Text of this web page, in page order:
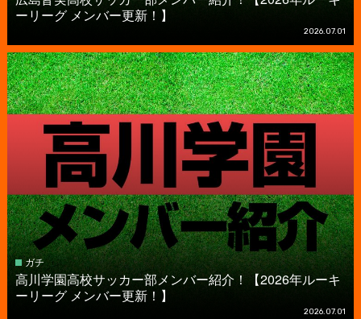
ーリーグ メンバー更新！】
2026.07.01
ガチ
高川学園高校サッカー部メンバー紹介！【2026年ルーキ
ーリーグ メンバー更新！】
2026.07.01